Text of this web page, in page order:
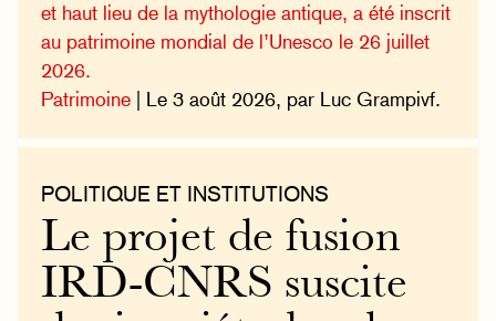
et haut lieu de la mythologie antique, a été inscrit
au patrimoine mondial de l’Unesco le 26 juillet
2026.
Patrimoine | Le 3 août 2026, par Luc Grampivf.
POLITIQUE ET INSTITUTIONS
Le projet de fusion
IRD-CNRS suscite